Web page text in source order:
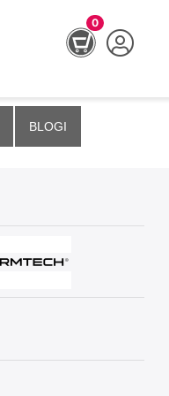
0
BLOGI